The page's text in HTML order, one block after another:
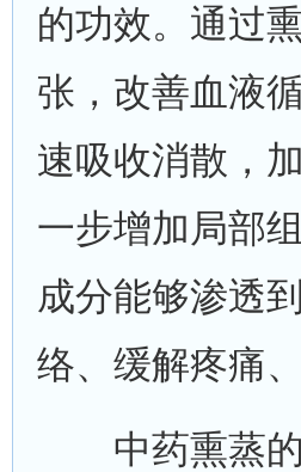
的功效。通过
张，改善血液
速吸收消散，
一步增加局部
成分能够渗透
络、缓解疼痛
中药熏蒸的